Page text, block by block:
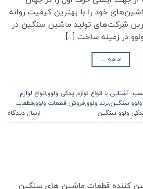
خود را با بهترین کیفیت روانه
شرکت‌های تولید ماشین سنگین در
در زمینه ساخت […]
ادامه →
آشنایی با انواع لوازم یدکی ولوو,انواع لوازم
ولوو سنگین,برند ولوو,فروش قطعات ولوو,قطعات
ولوو سنگین ارسال دیدگاه
کننده قطعات ماشین های سنگین